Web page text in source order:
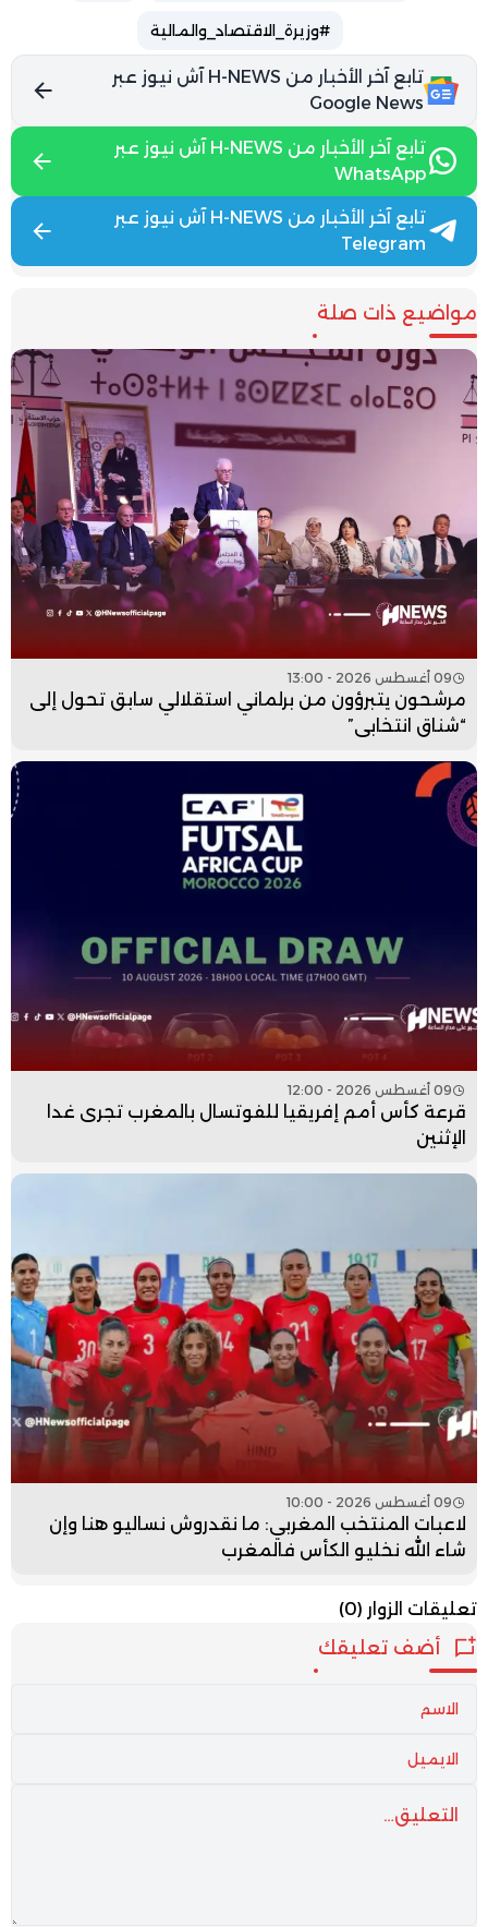
#وزيرة_الاقتصاد_والمالية
تابع آخر الأخبار من H-NEWS آش نيوز عبر
Google News
تابع آخر الأخبار من H-NEWS آش نيوز عبر
WhatsApp
تابع آخر الأخبار من H-NEWS آش نيوز عبر
Telegram
مواضيع ذات صلة
09 أغسطس 2026 - 13:00
مرشحون يتبرؤون من برلماني استقلالي سابق تحول إلى
“شناق انتخابي”
09 أغسطس 2026 - 12:00
قرعة كأس أمم إفريقيا للفوتسال بالمغرب تجرى غدا
الإثنين
09 أغسطس 2026 - 10:00
لاعبات المنتخب المغربي: ما نقدروش نساليو هنا وإن
شاء الله نخليو الكأس فالمغرب
تعليقات الزوار (0)
أضف تعليقك